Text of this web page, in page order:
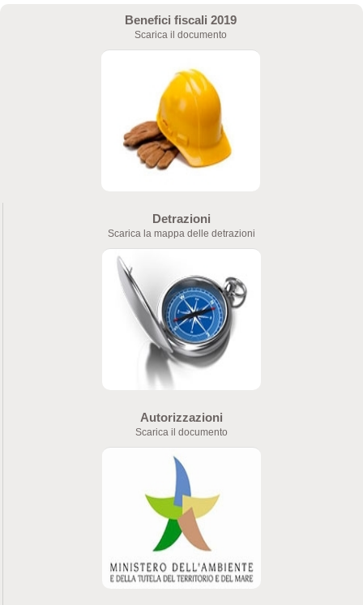
Benefici fiscali 2019
Scarica il documento
Detrazioni
Scarica la mappa delle detrazioni
Autorizzazioni
Scarica il documento